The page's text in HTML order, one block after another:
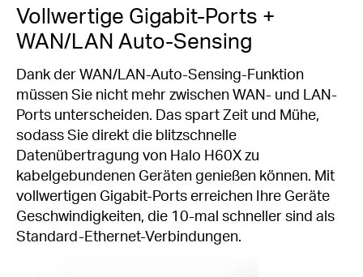
Vollwertige Gigabit-Ports +
WAN/LAN Auto-Sensing
Dank der WAN/LAN-Auto-Sensing-Funktion
müssen Sie nicht mehr zwischen WAN- und LAN-
Ports unterscheiden. Das spart Zeit und Mühe,
sodass Sie direkt die blitzschnelle
Datenübertragung von Halo H60X zu
kabelgebundenen Geräten genießen können. Mit
vollwertigen Gigabit-Ports erreichen Ihre Geräte
Geschwindigkeiten, die 10-mal schneller sind als
Standard-Ethernet-Verbindungen.